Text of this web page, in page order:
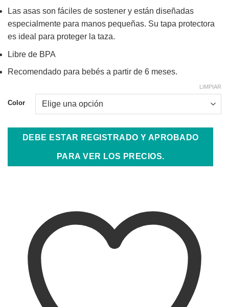
Las asas son fáciles de sostener y están diseñadas
especialmente para manos pequeñas. Su tapa protectora
es ideal para proteger la taza.
Libre de BPA
Recomendado para bebés a partir de 6 meses.
Color
LIMPIAR
DEBE ESTAR REGISTRADO Y APROBADO
PARA VER LOS PRECIOS.